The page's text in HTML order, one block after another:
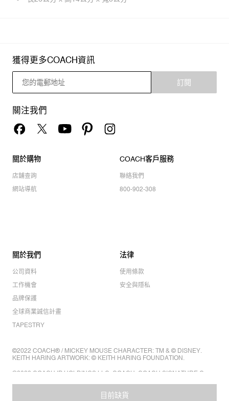
目前缺貨
獲得更多COACH資訊
訂閱
關注我們
關於購物
店舖查詢
網站導航
COACH客戶服務
聯絡我們
800-902-308
關於我們
公司資料
工作機會
品牌保護
全球商業誠信計畫
TAPESTRY
法律
使用條款
安全與隱私
©2022 COACH® / MICKEY MOUSE CHARACTER: TM & © DISNEY.
KEITH HARING ARTWORK: © KEITH HARING FOUNDATION.
©2022 COACH IP HOLDINGS LLC. COACH, COACH SIGNATURE C